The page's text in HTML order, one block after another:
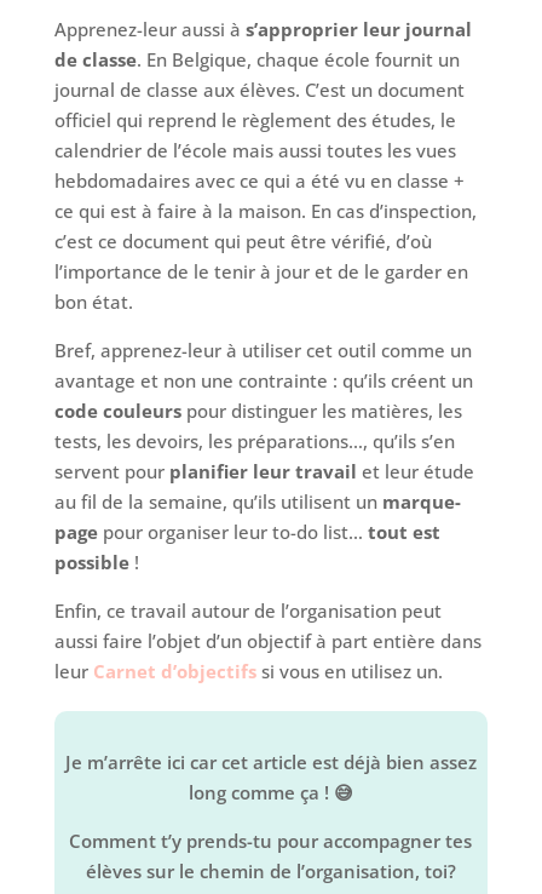
Apprenez-leur aussi à s’approprier leur journal
de classe. En Belgique, chaque école fournit un
journal de classe aux élèves. C’est un document
officiel qui reprend le règlement des études, le
calendrier de l’école mais aussi toutes les vues
hebdomadaires avec ce qui a été vu en classe +
ce qui est à faire à la maison. En cas d’inspection,
c’est ce document qui peut être vérifié, d’où
l’importance de le tenir à jour et de le garder en
bon état.
Bref, apprenez-leur à utiliser cet outil comme un
avantage et non une contrainte : qu’ils créent un
code couleurspour distinguer les matières, les
tests, les devoirs, les préparations…, qu’ils s’en
servent pour planifier leur travail et leur étude
au fil de la semaine, qu’ils utilisent un marque-
pagepour organiser leur to-do list… tout est
possible!
Enfin, ce travail autour de l’organisation peut
aussi faire l’objet d’un objectif à part entière dans
leur Carnet d’objectifs si vous en utilisez un.
Je m’arrête ici car cet article est déjà bien assez
long comme ça ! 😅
Comment t’y prends-tu pour accompagner tes
élèves sur le chemin de l’organisation, toi?